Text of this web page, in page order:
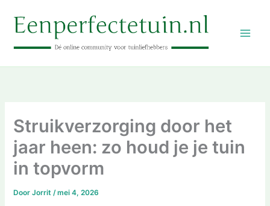
naar
inhoud
Struikverzorging door het
jaar heen: zo houd je je tuin
in topvorm
DoorJorrit/mei 4, 2026